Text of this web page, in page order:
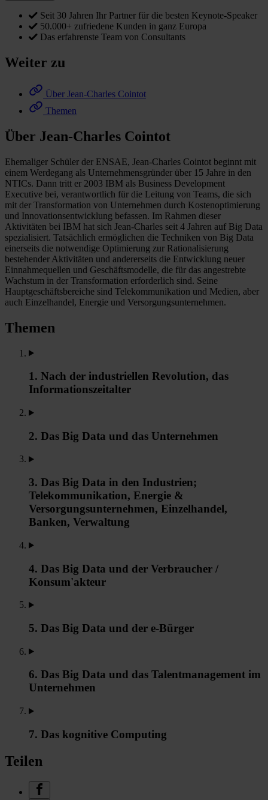
Seit 30 Jahren Ihr Partner für die besten Keynote-Speaker
50.000+ zufriedene Kunden in ganz Europa
Das erfahrenste Team von Consultants
Weiter zu
Über Jean-Charles Cointot
Themen
Über Jean-Charles Cointot
Ehemaliger Schüler der ENSAE, Jean-Charles Cointot beginnt mit
einem Werdegang als Unternehmensgründer über 15 Jahre in den
NTICs. Dann tritt er 2003 IBM als Business Development
Executive bei, verantwortlich für die Leitung von Teams, die sich
mit der Transformation von Unternehmen durch Kostenoptimierung
und Innovationsentwicklung befassen. Im Rahmen dieser
Aktivitäten bei IBM hat sich Jean-Charles seit 4 Jahren auf Big Data
spezialisiert. Tatsächlich ermöglichen die Techniken von Big Data
einerseits die notwendige Optimierung zur Rationalisierung
bestehender Aktivitäten und andererseits die Entwicklung neuer
Einnahmequellen und Geschäftsmodelle, die für das angestrebte
Wachstum in der Transformation erforderlich sind. Seine
Hauptgeschäftsbereiche sind Telekommunikation und Medien, aber
auch Einzelhandel, Energie und Versorgungsunternehmen.
Themen
1. Nach der industriellen Revolution, das
Informationszeitalter
2. Das Big Data und das Unternehmen
3. Das Big Data in den Industrien;
Telekommunikation, Energie &
Versorgungsunternehmen, Einzelhandel,
Banken, Verwaltung
4. Das Big Data und der Verbraucher /
Konsum'akteur
5. Das Big Data und der e-Bürger
6. Das Big Data und das Talentmanagement im
Unternehmen
7. Das kognitive Computing
Teilen